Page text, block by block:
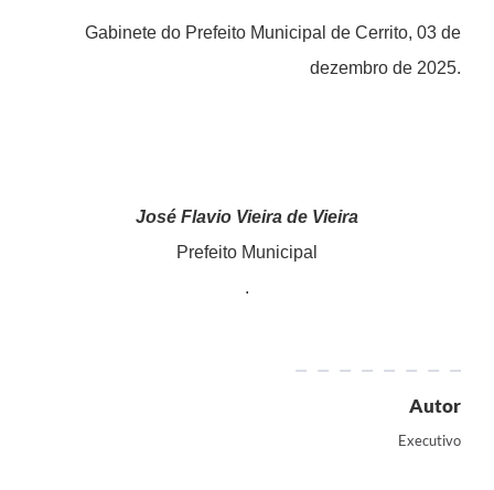
Gabinete do Prefeito Municipal de Cerrito, 03 de
dezembro de 2025.
José Flavio Vieira de Vieira
Prefeito Municipal
.
Autor
Executivo